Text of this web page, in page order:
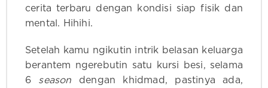
cerita terbaru dengan kondisi siap fisik dan
mental. Hihihi.
Setelah kamu ngikutin intrik belasan keluarga
berantem ngerebutin satu kursi besi, selama
6 season dengan khidmad, pastinya ada,